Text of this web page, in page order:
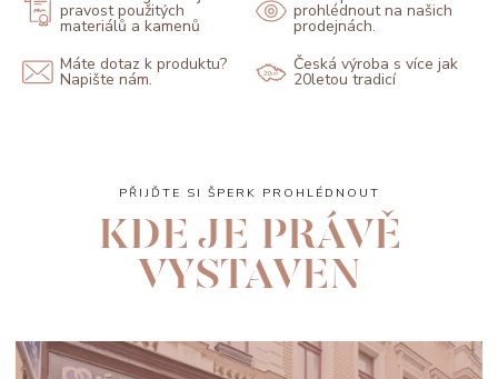
pravost použitých
materiálů a kamenů
prohlédnout na našich
prodejnách.
Máte dotaz k produktu?
Napište nám.
Česká výroba s více jak
20letou tradicí
PŘIJĎTE SI ŠPERK PROHLÉDNOUT
KDE JE PRÁVĚ
VYSTAVEN